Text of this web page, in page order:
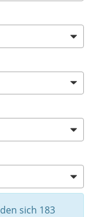
sich 183